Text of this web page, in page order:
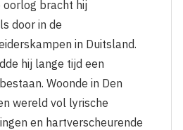
oorlog bracht hij
door in de
in Duitsland.
hij lange tijd een
Woonde in Den
wereld vol lyrische
en hartverscheurende